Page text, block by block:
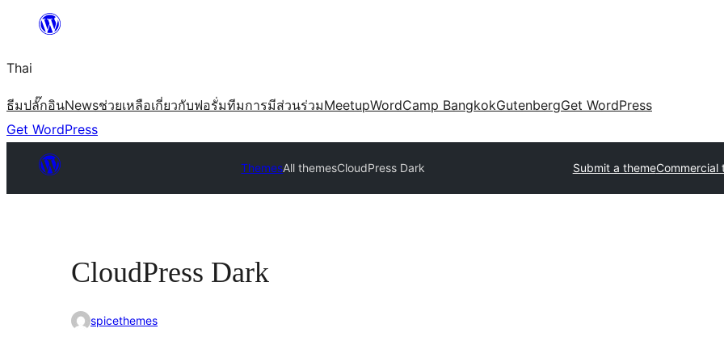
ยัง
เนื้อหา
Thai
ธีมปลั๊กอินNewsช่วยเหลือเกี่ยวกับฟอรั่มทีมการมีส่วนร่วมMeetupWordCamp BangkokGutenbergGet WordPress
Get WordPress
ThemesAll themesCloudPress Dark Submit a themeCommercial
CloudPress Dark
spicethemes